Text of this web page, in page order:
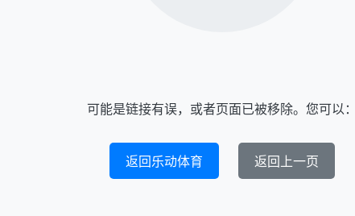
可能是链接有误，或者页面已被移除。您可以：
返回乐动体育 返回上一页